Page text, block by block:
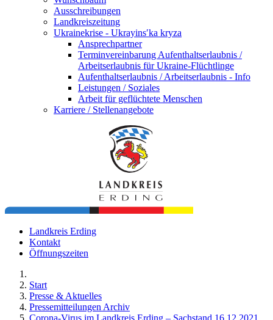
Ausschreibungen
Landkreiszeitung
Ukrainekrise - Ukrayinsʹka kryza
Ansprechpartner
Terminvereinbarung Aufenthaltserlaubnis /
Arbeitserlaubnis für Ukraine-Flüchtlinge
Aufenthaltserlaubnis / Arbeitserlaubnis - Info
Leistungen / Soziales
Arbeit für geflüchtete Menschen
Karriere / Stellenangebote
Landkreis Erding
Kontakt
Öffnungszeiten
Start
Presse & Aktuelles
Pressemitteilungen Archiv
Corona-Virus im Landkreis Erding – Sachstand 16.12.2021